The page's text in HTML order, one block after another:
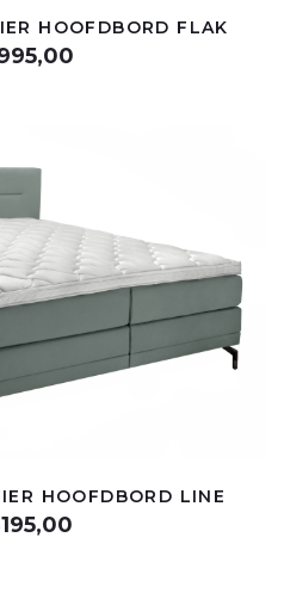
HOOFDBORD FLAK
HOOFDBORD LINE